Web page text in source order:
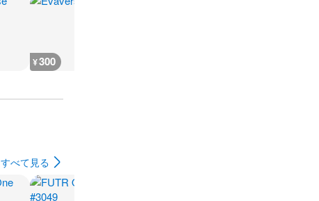
¥300
すべて見る